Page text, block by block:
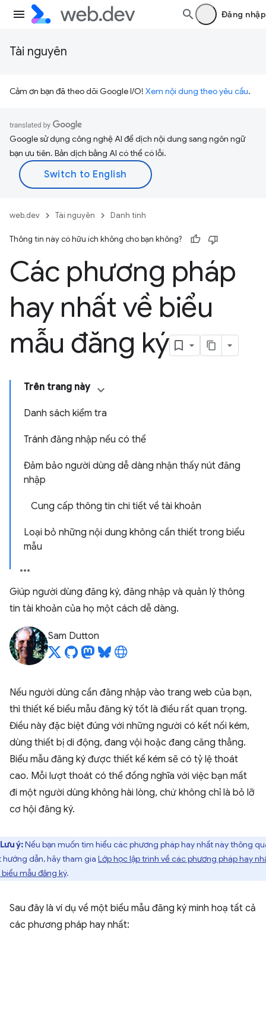
Đăng nhập
Tài nguyên
Cảm ơn bạn đã theo dõi Google I/O! Xem nội dung theo yêu cầu.
Google sử dụng công nghệ AI để dịch nội dung sang ngôn ngữ
bạn ưu tiên. Bản dịch bằng AI có thể có lỗi.
web.dev Tài nguyên Danh tính
Thông tin này có hữu ích không cho bạn không?
Các phương pháp
hay nhất về biểu
mẫu đăng ký
Trên trang này
Danh sách kiểm tra
Tránh đăng nhập nếu có thể
Đảm bảo người dùng dễ dàng nhận thấy nút đăng
nhập
Cung cấp thông tin chi tiết về tài khoản
Loại bỏ những nội dung không cần thiết trong biểu
mẫu
Giúp người dùng đăng ký, đăng nhập và quản lý thông
tin tài khoản của họ một cách dễ dàng.
Sam Dutton
Nếu người dùng cần đăng nhập vào trang web của bạn,
thì thiết kế biểu mẫu đăng ký tốt là điều rất quan trọng.
Điều này đặc biệt đúng với những người có kết nối kém,
dùng thiết bị di động, đang vội hoặc đang căng thẳng.
Biểu mẫu đăng ký được thiết kế kém sẽ có tỷ lệ thoát
cao. Mỗi lượt thoát có thể đồng nghĩa với việc bạn mất
đi một người dùng không hài lòng, chứ không chỉ là bỏ lỡ
cơ hội đăng ký.
Lưu ý:Nếu bạn muốn tìm hiểu các phương pháp hay nhất này thông
hướng dẫn, hãy tham gia Lớp học lập trình về các phương pháp hay
mẫu đăng ký.
Sau đây là ví dụ về một biểu mẫu đăng ký minh hoạ tất cả
các phương pháp hay nhất: